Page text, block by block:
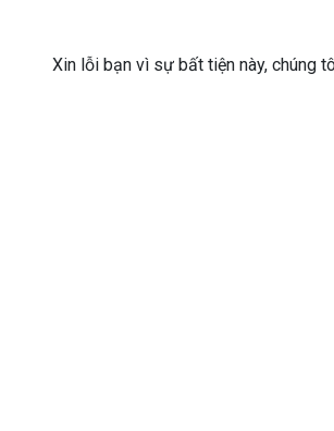
Xin lỗi bạn vì sự bất tiện này, chúng